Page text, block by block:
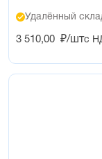
Удалённый
3 510,00 ₽/штс